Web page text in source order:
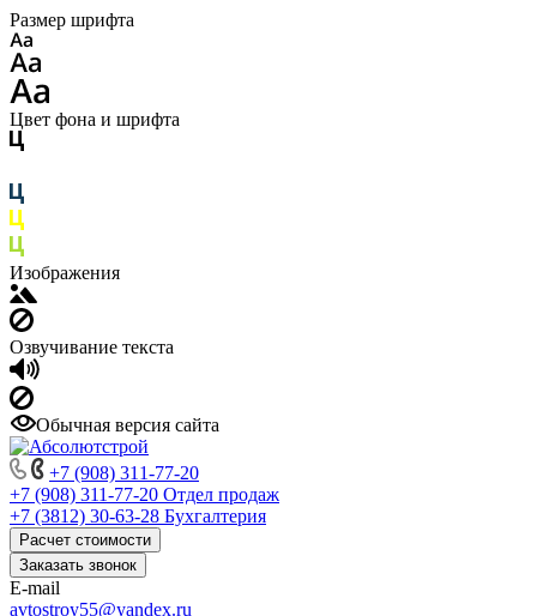
Размер шрифта
Цвет фона и шрифта
Изображения
Озвучивание текста
Обычная версия сайта
+7 (908) 311-77-20
+7 (908) 311-77-20 Отдел продаж
+7 (3812) 30-63-28 Бухгалтерия
Расчет стоимости
Заказать звонок
E-mail
avtostroy55@yandex.ru